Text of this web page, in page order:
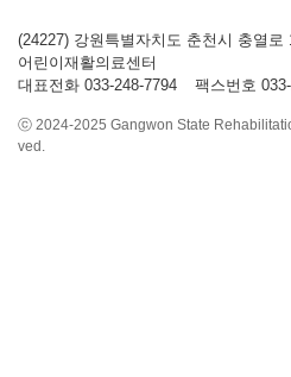
(24227) 강원특별자치도 춘천시 충열
어린이재활의료센터
대표전화 033-248-7794
팩스번호
ⓒ 2024-2025 Gangwon State
ved.